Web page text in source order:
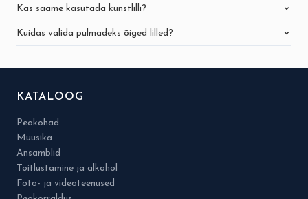
Kas saame kasutada kunstlilli?
Kuidas valida pulmadeks õiged lilled?
KATALOOG
Peokohad
Muusika
Ansamblid
Toitlustamine ja alkohol
Foto- ja videoteenused